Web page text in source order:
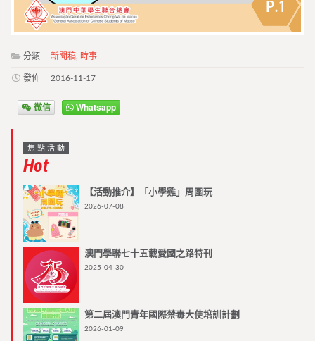
分類 新聞稿 時事
發佈 2016-11-17
微信 Whatsapp
焦點活動
Hot
【活動推介】「小學雞」周圍玩
2026-07-08
澳門學聯七十五載愛國之路特刊
2025-04-30
第二屆澳門青年國際禁毒大使培訓計劃
2026-01-09